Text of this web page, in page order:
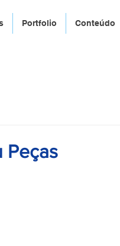
Portfolio Conteúdo
Peças